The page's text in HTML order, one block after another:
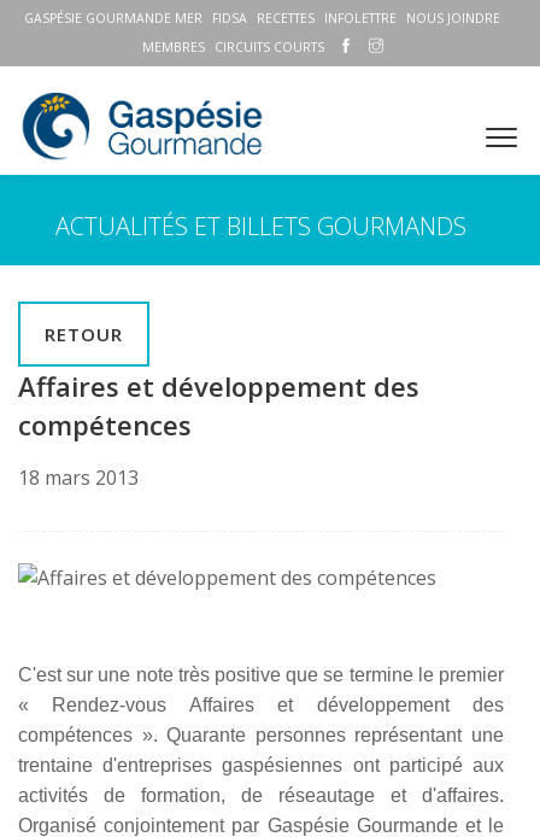
GASPÉSIE GOURMANDE MER FIDSA RECETTES INFOLETTRE
NOUS JOINDRE
MEMBRES
CIRCUITS COURTS
ACTUALITÉS ET BILLETS GOURMANDS
RETOUR
Affaires et développement des
compétences
18 mars 2013
C'est sur une note très positive que se termine le premier
« Rendez-vous Affaires et développement des
compétences ». Quarante personnes représentant une
trentaine d'entreprises gaspésiennes ont participé aux
activités de formation, de réseautage et d'affaires.
Organisé conjointement par Gaspésie Gourmande et le